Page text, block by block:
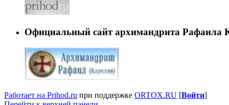
Официальный сайт архимандрита Рафаила
Работает на Prihod.ru при поддержке ORTOX.RU [Войти]